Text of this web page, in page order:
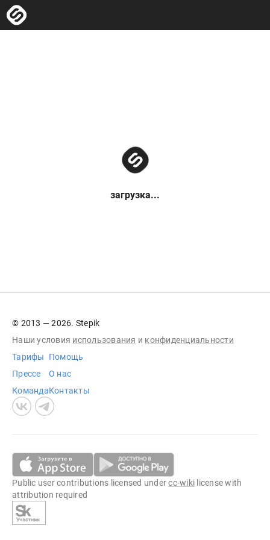
загрузка...
© 2013 — 2026. Stepik
Наши условия использования и конфиденциальности
Тарифы
Прессе
Команда
Помощь
О нас
Контакты
Public user contributions licensed undercc-wiki license with
attribution required